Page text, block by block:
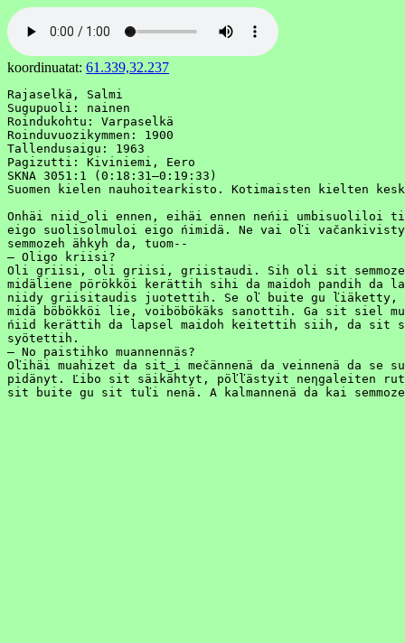
koordinuatat: 61.339,32.237
Rajaselkä, Salmi
Sugupuoli: nainen
Roindukohtu: Varpaselkä
Roinduvuozikymmen: 1900
Tallendusaigu: 1963
Pagizutti: Kiviniemi, Eero
SKNA 3051:1 (0:18:31–0:19:33)
Suomen kielen nauhoitearkisto. Kotimaisten kielten
Onhäi niid‿oli ennen, eihäi ennen neńii umbisuoliloi
eigo suolisolmuloi eigo ńimidä. Ne vai oľi
semmozeh ähkyh da, tuom--
– Oligo kriisi?
Oli griisi, oli griisi, griistaudi. Sih oli sit
midäliene pörökköi kerättih sihi da maidoh pandih da
niidy griisitaudis juotettih. Se oľ buite gu ľiäketty,
midä böbökköi lie, voiböbökäks sanottih. Ga sit siel
ńiid kerättih da lapsel maidoh keitettih siih, da sit
syötettih.
– No paistihko muannennäs?
Oľihäi muahizet da sit‿i mečännenä da veinnenä da se
pidänyt. Ľibo sit säikähtyt, pöľľästyit neηgaleiten